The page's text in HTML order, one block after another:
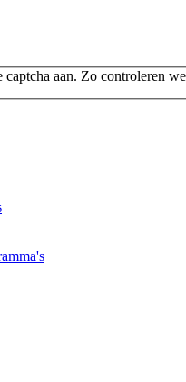
captcha aan. Zo controleren